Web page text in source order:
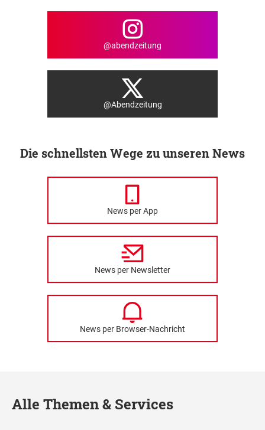
@abendzeitung
@Abendzeitung
Die schnellsten Wege zu unseren News
News per App
News per Newsletter
News per Browser-Nachricht
Alle Themen & Services